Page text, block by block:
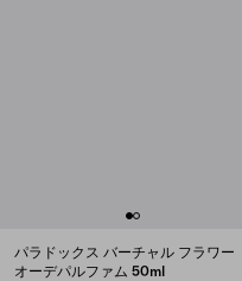
パラドックス バーチャル フラワー
オーデパルファム 50ml